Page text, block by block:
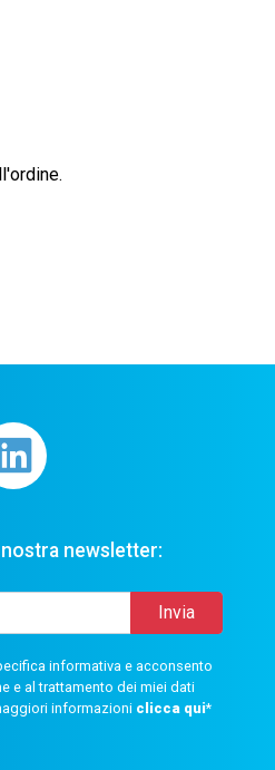
newsletter:
informativa e acconsento
e al trattamento dei miei dati
informazioni clicca qui*